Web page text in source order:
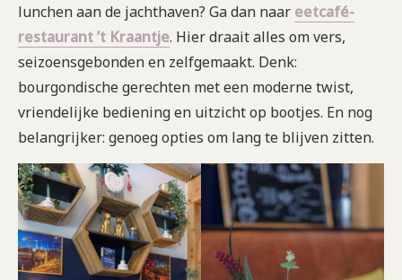
lunchen aan de jachthaven? Ga dan naar eetcafé-
restaurant ’t Kraantje. Hier draait alles om vers,
seizoensgebonden en zelfgemaakt. Denk:
bourgondische gerechten met een moderne twist,
vriendelijke bediening en uitzicht op bootjes. En nog
belangrijker: genoeg opties om lang te blijven zitten.